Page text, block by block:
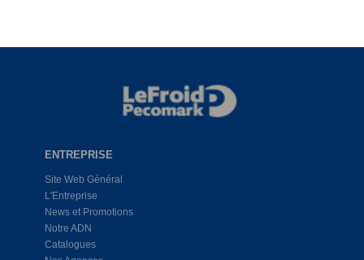
ENTREPRISE
Site Web Général
L'Entreprise
News et Promotions
Notre ADN
Catalogues